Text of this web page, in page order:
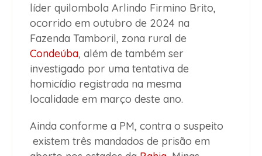
líder quilombola Arlindo Firmino Brito,
ocorrido em outubro de 2024 na
Fazenda Tamboril, zona rural de
Condeúba, além de também ser
investigado por uma tentativa de
homicídio registrada na mesma
localidade em março deste ano.
Ainda conforme a PM, contra o suspeito
existem três mandados de prisão em